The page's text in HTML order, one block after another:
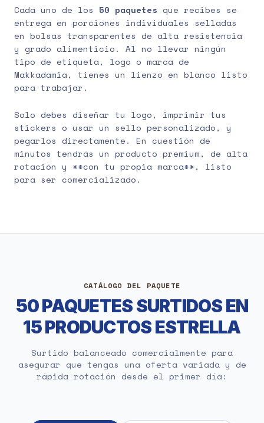
Cada uno de los 50 paquetes que recibes se
entrega en porciones individuales selladas
en bolsas transparentes de alta resistencia
y grado alimenticio. Al no llevar ningún
tipo de etiqueta, logo o marca de
Makkadamia, tienes un lienzo en blanco listo
para trabajar.
Solo debes diseñar tu logo, imprimir tus
stickers o usar un sello personalizado, y
pegarlos directamente. En cuestión de
minutos tendrás un producto premium, de alta
rotación y **con tu propia marca**, listo
para ser comercializado.
CATÁLOGO DEL PAQUETE
50 PAQUETES SURTIDOS EN
15 PRODUCTOS ESTRELLA
Surtido balanceado comercialmente para
asegurar que tengas una oferta variada y de
rápida rotación desde el primer día: